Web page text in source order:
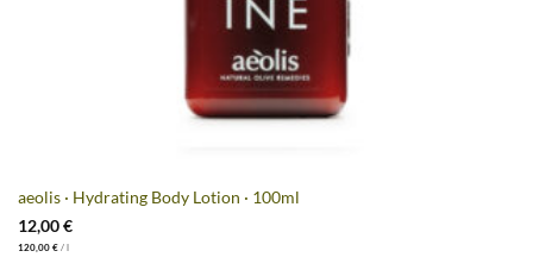
aeolis · Hydrating Body Lotion · 100ml
12,00€
120,00 €/ l